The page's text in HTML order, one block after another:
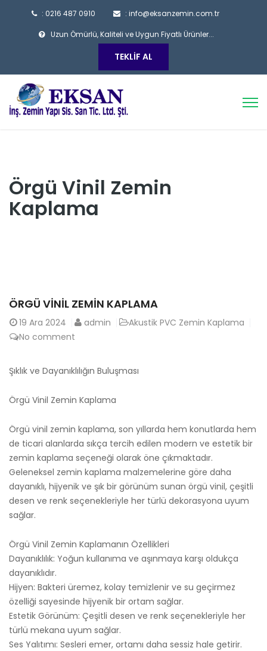
: 0216 487 0910 : info@eksanzemin.com.tr
Uzun Ömürlü, Kaliteli ve Uygun Fiyatlı Ürünler...
TEKLIF AL
Örgü Vinil Zemin
Kaplama
ÖRGÜ VINIL ZEMIN KAPLAMA
19 Ara 2024 admin
Akustik PVC Zemin Kaplama
No comment
Şıklık ve Dayanıklılığın Buluşması
Örgü Vinil Zemin Kaplama
Örgü vinil zemin kaplama, son yıllarda hem konutlarda hem
de ticari alanlarda sıkça tercih edilen modern ve estetik bir
zemin kaplama seçeneği olarak öne çıkmaktadır.
Geleneksel zemin kaplama malzemelerine göre daha
dayanıklı, hijyenik ve şık bir görünüm sunan örgü vinil, çeşitli
desen ve renk seçenekleriyle her türlü dekorasyona uyum
sağlar.
Örgü Vinil Zemin Kaplamanın Özellikleri
Dayanıklılık: Yoğun kullanıma ve aşınmaya karşı oldukça
dayanıklıdır.
Hijyen: Bakteri üremez, kolay temizlenir ve su geçirmez
özelliği sayesinde hijyenik bir ortam sağlar.
Estetik Görünüm: Çeşitli desen ve renk seçenekleriyle her
türlü mekana uyum sağlar.
Ses Yalıtımı: Sesleri emer, ortamı daha sessiz hale getirir.